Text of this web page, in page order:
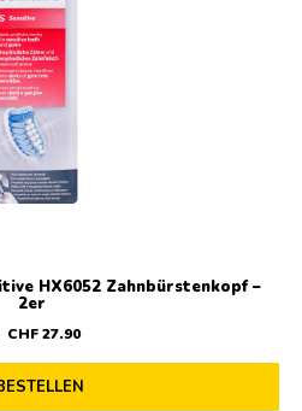
HX6052 Zahnbürstenkopf –
2er
CHF27.90